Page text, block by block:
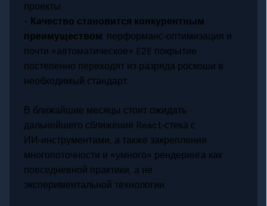
проекты.
- Качество становится конкурентным
преимуществом: перформанс‑оптимизация и
почти «автоматическое» E2E покрытие
постепенно переходят из разряда роскоши в
необходимый стандарт.
В ближайшие месяцы стоит ожидать
дальнейшего сближения React‑стека с
ИИ‑инструментами, а также закрепления
многопоточности и «умного» рендеринга как
повседневной практики, а не
экспериментальной технологии.